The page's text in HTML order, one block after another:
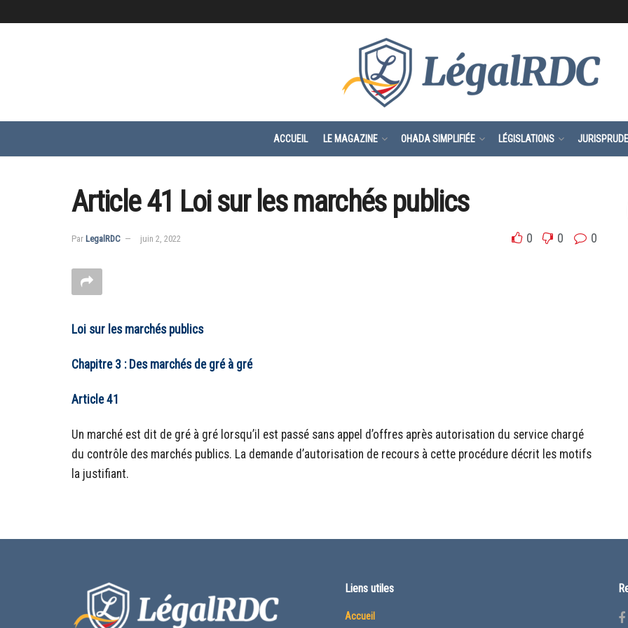
ACCUEIL LE MAGAZINE OHADA SIMPLIFIÉE LÉGISLATIONS
Article 41 Loi sur les marchés publics
Par LegalRDC juin 2, 2022 0 0 0
Loi sur les marchés publics
Chapitre 3 : Des marchés de gré à gré
Article 41
Un marché est dit de gré à gré lorsqu’il est passé sans appel d’offres après autorisation du service chargé
du contrôle des marchés publics. La demande d’autorisation de recours à cette procédure décrit les motifs
la justifiant.
Liens utiles
Accueil